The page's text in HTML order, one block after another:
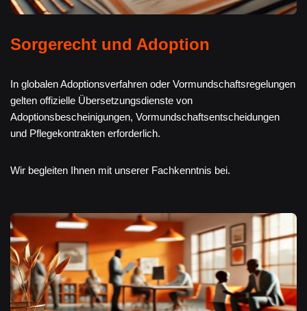
Sorgerecht und Adoption
In globalen Adoptionsverfahren oder Vormundschaftsregelungen
gelten offizielle Übersetzungsdienste von
Adoptionsbescheinigungen, Vormundschaftsentscheidungen
und Pflegekontrakten erforderlich.
Wir begleiten Ihnen mit unserer Fachkenntnis bei.